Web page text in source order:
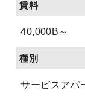
賃料
40,000B～
種別
サービスアパ